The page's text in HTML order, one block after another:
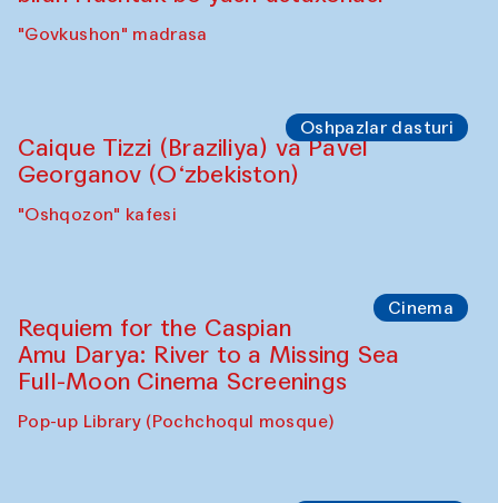
"Govkushon" madrasa
Oshpazlar dasturi
Caique Tizzi (Braziliya) va Pavel
Georganov (O‘zbekiston)
"Oshqozon" kafesi
Cinema
Requiem for the Caspian
Amu Darya: River to a Missing Sea
Full-Moon Cinema Screenings
Pop-up Library (Pochchoqul mosque)